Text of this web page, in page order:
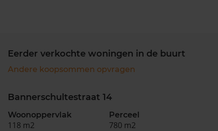
Eerder verkochte woningen in de buurt
Andere koopsommen opvragen
Bannerschultestraat 14
Woonoppervlak
118 m2
Perceel
780 m2